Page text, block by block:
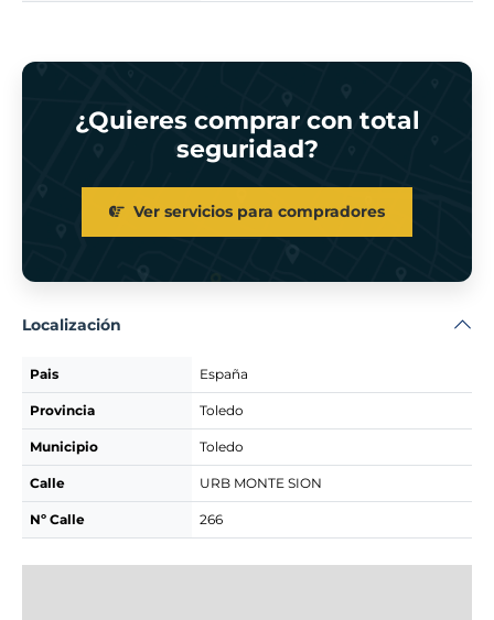
¿Quieres comprar con total
seguridad?
Ver servicios para compradores
Localización
Pais España
Provincia Toledo
Municipio Toledo
Calle URB MONTE SION
Nº Calle 266